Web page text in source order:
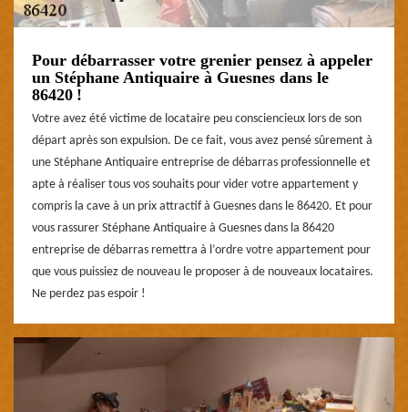
Pour débarrasser votre grenier pensez à appeler
un Stéphane Antiquaire à Guesnes dans le
86420 !
Votre avez été victime de locataire peu consciencieux lors de son
départ après son expulsion. De ce fait, vous avez pensé sûrement à
une Stéphane Antiquaire entreprise de débarras professionnelle et
apte à réaliser tous vos souhaits pour vider votre appartement y
compris la cave à un prix attractif à Guesnes dans le 86420. Et pour
vous rassurer Stéphane Antiquaire à Guesnes dans la 86420
entreprise de débarras remettra à l’ordre votre appartement pour
que vous puissiez de nouveau le proposer à de nouveaux locataires.
Ne perdez pas espoir !